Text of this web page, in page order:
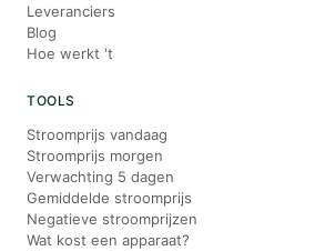
Leveranciers
Blog
Hoe werkt 't
TOOLS
Stroomprijs vandaag
Stroomprijs morgen
Verwachting 5 dagen
Gemiddelde stroomprijs
Negatieve stroomprijzen
Wat kost een apparaat?